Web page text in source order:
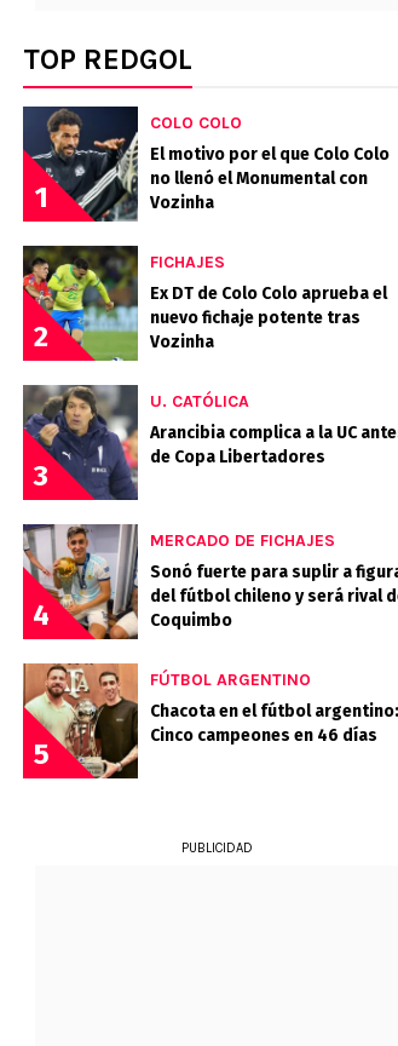
TOP REDGOL
1
COLO COLO
El motivo por el que Colo Colo
no llenó el Monumental con
Vozinha
2
FICHAJES
Ex DT de Colo Colo aprueba el
nuevo fichaje potente tras
Vozinha
3
U. CATÓLICA
Arancibia complica a la UC
de Copa Libertadores
4
MERCADO DE FICHAJES
Sonó fuerte para suplir a
del fútbol chileno y será rival
Coquimbo
5
FÚTBOL ARGENTINO
Chacota en el fútbol argentino:
Cinco campeones en 46 días
PUBLICIDAD